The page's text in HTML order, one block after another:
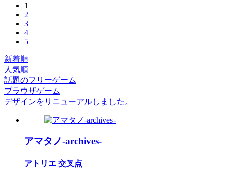
1
2
3
4
5
新着順
人気順
話題のフリーゲーム
ブラウザゲーム
デザインをリニューアルしました。
アマタノ-archives-
アトリエ 交叉点